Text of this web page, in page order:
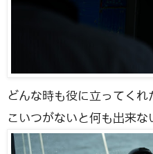
どんな時も役に立ってくれ
こいつがないと何も出来な